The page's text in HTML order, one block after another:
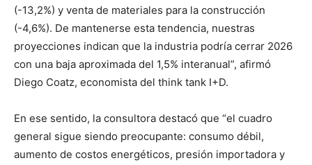
(-13,2%) y venta de materiales para la construcción
(-4,6%). De mantenerse esta tendencia, nuestras
proyecciones indican que la industria podría cerrar 2026
con una baja aproximada del 1,5% interanual”, afirmó
Diego Coatz, economista del think tank I+D.
En ese sentido, la consultora destacó que “el cuadro
general sigue siendo preocupante: consumo débil,
aumento de costos energéticos, presión importadora y